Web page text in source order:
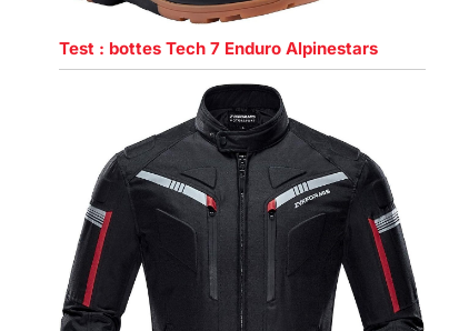
Test : bottes Tech 7 Enduro Alpinestars